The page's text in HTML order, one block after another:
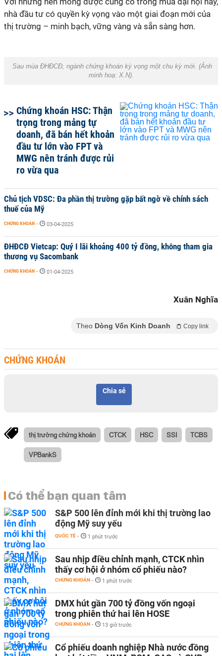
nhà đầu tư có quyền kỳ vọng vào một giai đoạn mới của
thị trường – minh bạch, vững vàng và sẵn sàng hơn.
Sau mùa ĐHĐCĐ, ngành chứng khoán kỳ vọng một chu kỳ mới. (Ảnh
minh hoạ: X.N).
Chứng khoán HSC: Thận
trọng trong mảng tự
doanh, đã bán hết khoản
đầu tư lớn vào FPT và
MWG nên tránh được rủi
ro vừa qua
Chủ tịch VDSC: Đa phần thị trường gặp bất ngờ về chính sách
thuế của Mỹ
CHỨNG KHOÁN - 03-04-2025
ĐHĐCĐ Vietcap: Quý I lãi khoảng 400 tỷ đồng, không tham gia
thương vụ Sacombank
CHỨNG KHOÁN - 01-04-2025
Xuân Nghĩa
Theo Dòng Vốn Kinh Doanh Copy link
CHỨNG KHOÁN
Chia sẻ
thị trường chứng khoán CTCK HSC SSI TCBS
VPBankS
Có thể bạn quan tâm
S&P 500 lên đỉnh mới khi thị trường lao
động Mỹ suy yếu
QUỐC TẾ - 1 phút trước
Sau nhịp điều chỉnh mạnh, CTCK nhìn
thấy cơ hội ở nhóm cổ phiếu nào?
CHỨNG KHOÁN - 1 phút trước
DMX hút gần 700 tỷ đồng vốn ngoại
trong phiên thứ hai lên HOSE
CHỨNG KHOÁN - 13 giờ trước
Cổ phiếu doanh nghiệp Nhà nước đồng